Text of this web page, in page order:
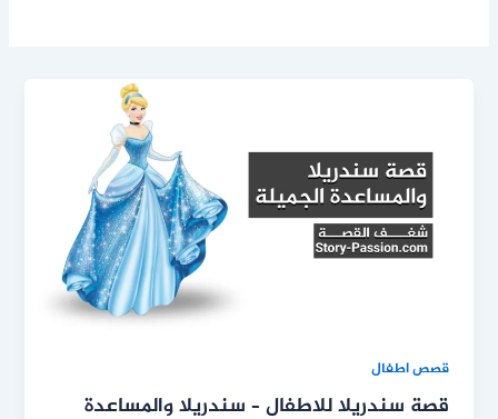
قصص اطفال
قصة سندريلا للاطفال – سندريلا والمساعدة